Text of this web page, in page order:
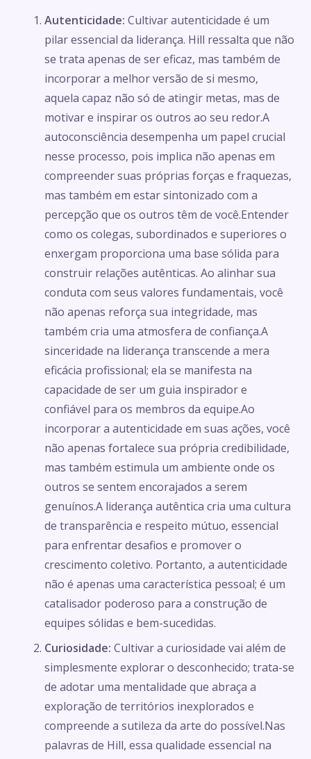
Autenticidade: Cultivar autenticidade é um
pilar essencial da liderança. Hill ressalta que não
se trata apenas de ser eficaz, mas também de
incorporar a melhor versão de si mesmo,
aquela capaz não só de atingir metas, mas de
motivar e inspirar os outros ao seu redor.A
autoconsciência desempenha um papel crucial
nesse processo, pois implica não apenas em
compreender suas próprias forças e fraquezas,
mas também em estar sintonizado com a
percepção que os outros têm de você.Entender
como os colegas, subordinados e superiores o
enxergam proporciona uma base sólida para
construir relações autênticas. Ao alinhar sua
conduta com seus valores fundamentais, você
não apenas reforça sua integridade, mas
também cria uma atmosfera de confiança.A
sinceridade na liderança transcende a mera
eficácia profissional; ela se manifesta na
capacidade de ser um guia inspirador e
confiável para os membros da equipe.Ao
incorporar a autenticidade em suas ações, você
não apenas fortalece sua própria credibilidade,
mas também estimula um ambiente onde os
outros se sentem encorajados a serem
genuínos.A liderança autêntica cria uma cultura
de transparência e respeito mútuo, essencial
para enfrentar desafios e promover o
crescimento coletivo. Portanto, a autenticidade
não é apenas uma característica pessoal; é um
catalisador poderoso para a construção de
equipes sólidas e bem-sucedidas.
Curiosidade: Cultivar a curiosidade vai além de
simplesmente explorar o desconhecido; trata-se
de adotar uma mentalidade que abraça a
exploração de territórios inexplorados e
compreende a sutileza da arte do possível.Nas
palavras de Hill, essa qualidade essencial na